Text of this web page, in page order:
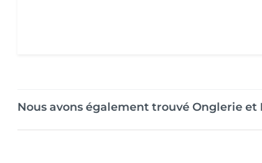
Nous avons également trouvé Onglerie